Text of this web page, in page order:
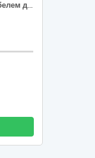
Накопичувач SSD 2.5" 500GB WD з кабелем для передачі даних